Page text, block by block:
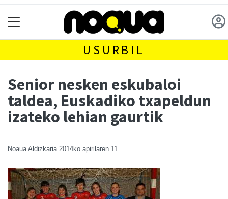
USURBIL
Senior nesken eskubaloi
taldea, Euskadiko txapeldun
izateko lehian gaurtik
Noaua Aldizkaria 2014ko apirilaren 11